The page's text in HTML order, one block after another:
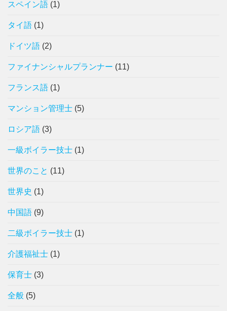
スペイン語 (1)
タイ語 (1)
ドイツ語 (2)
ファイナンシャルプランナー (11)
フランス語 (1)
マンション管理士 (5)
ロシア語 (3)
一級ボイラー技士 (1)
世界のこと (11)
世界史 (1)
中国語 (9)
二級ボイラー技士 (1)
介護福祉士 (1)
保育士 (3)
全般 (5)